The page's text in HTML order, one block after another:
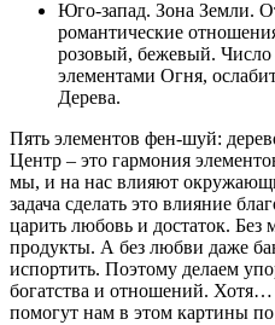
Юго-запад. Зона Земли.
романтические
розовый, бежевый.
элементами Огня,
Дерева.
Пять элементов фен-шуй:
Центр – это гармония
мы, и на нас влияют
задача сделать это влияние
царить любовь и достаток.
продукты. А без любви даже
испортить. Поэтому делаем
богатства и отношений. Хотя…
помогут нам в этом картины